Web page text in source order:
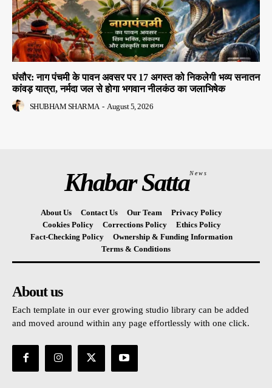
घंसौर: नाग पंचमी के पावन अवसर पर 17 अगस्त को निकलेगी भव्य सनातन
कांवड़ यात्रा, नर्मदा जल से होगा भगवान नीलकंठ का जलाभिषेक
SHUBHAM SHARMA - August 5, 2026
Khabar SattaNews
About Us Contact Us Our Team
Privacy Policy
Cookies Policy
Corrections Policy
Ethics Policy
Fact-Checking Policy
Ownership & Funding Information
Terms & Conditions
About us
Each template in our ever growing studio library can be added
and moved around within any page effortlessly with one click.